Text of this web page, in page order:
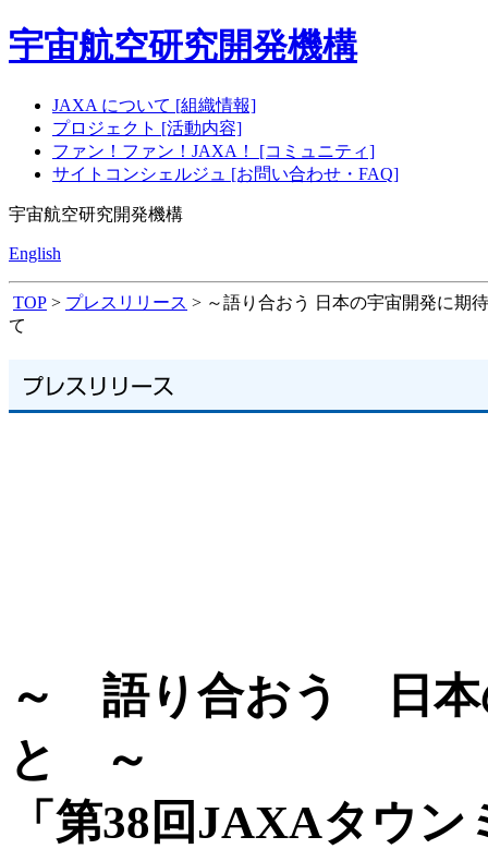
宇宙航空研究開発機構
JAXA について [組織情報]
プロジェクト [活動内容]
ファン！ファン！JAXA！ [コミュニティ]
サイトコンシェルジュ [お問い合わせ・FAQ]
宇宙航空研究開発機構
English
TOP > プレスリリース > ～語り合おう 日本の宇宙開発に期
て
～ 語り合おう 日本
と ～
「第38回JAXAタウ